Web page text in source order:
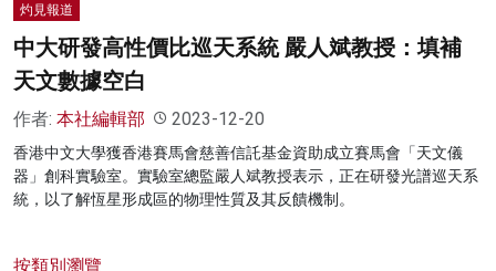
灼見報道
中大研發高性價比巡天系統 嚴人斌教授：填補
天文數據空白
作者: 本社編輯部 2023-12-20
香港中文大學獲香港賽馬會慈善信託基金資助成立賽馬會「天文儀
器」創科實驗室。實驗室總監嚴人斌教授表示，正在研發光譜巡天系
統，以了解恆星形成區的物理性質及其反饋機制。
按類別瀏覽